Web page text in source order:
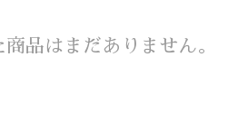
品はまだありません。